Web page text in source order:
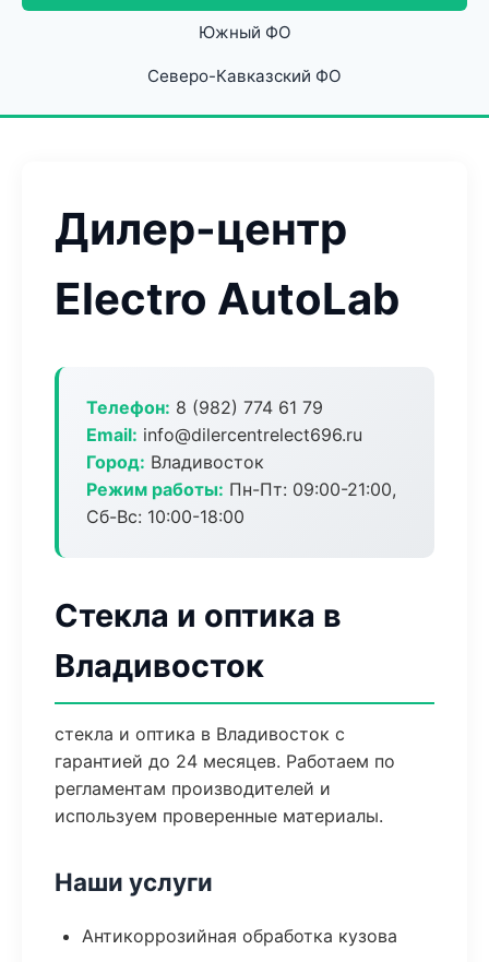
Южный ФО
Северо-Кавказский ФО
Дилер-центр
Electro AutoLab
Телефон: 8 (982) 774 61 79
Email: info@dilercentrelect696.ru
Город: Владивосток
Режим работы: Пн-Пт: 09:00-21:00,
Сб-Вс: 10:00-18:00
Стекла и оптика в
Владивосток
стекла и оптика в Владивосток с
гарантией до 24 месяцев. Работаем по
регламентам производителей и
используем проверенные материалы.
Наши услуги
Антикоррозийная обработка кузова